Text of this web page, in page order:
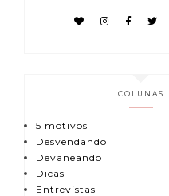
COLUNAS
5 motivos
Desvendando
Devaneando
Dicas
Entrevistas